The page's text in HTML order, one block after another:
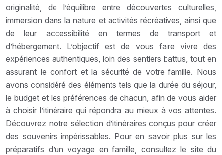
originalité, de l’équilibre entre découvertes culturelles,
immersion dans la nature et activités récréatives, ainsi que
de leur accessibilité en termes de transport et
d’hébergement. L’objectif est de vous faire vivre des
expériences authentiques, loin des sentiers battus, tout en
assurant le confort et la sécurité de votre famille. Nous
avons considéré des éléments tels que la durée du séjour,
le budget et les préférences de chacun, afin de vous aider
à choisir l’itinéraire qui répondra au mieux à vos attentes.
Découvrez notre sélection d’itinéraires conçus pour créer
des souvenirs impérissables. Pour en savoir plus sur les
préparatifs d’un voyage en famille, consultez le site du